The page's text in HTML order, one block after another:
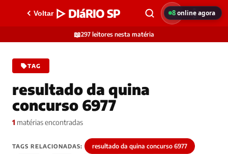
Voltar ▷ DIáRIO SP
📖297 leitores nesta matéria
TAG
resultado da quina
concurso 6977
1 matérias encontradas
TAGS RELACIONADAS: resultado da quina concurso 6977
8online agora